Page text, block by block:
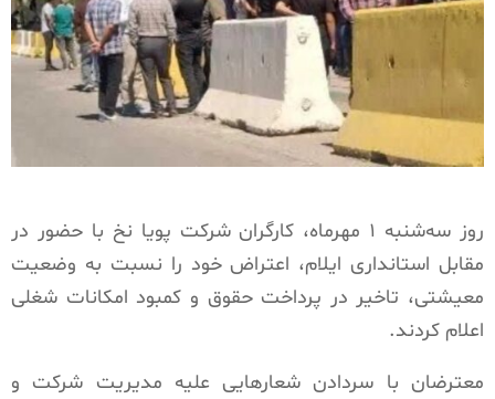
روز سه‌شنبه ۱ مهرماه، کارگران شرکت پویا نخ با حضور در
مقابل استانداری ایلام، اعتراض خود را نسبت به وضعیت
معیشتی، تاخیر در پرداخت حقوق و کمبود امکانات شغلی
اعلام کردند.
معترضان با سردادن شعارهایی علیه مدیریت شرکت و